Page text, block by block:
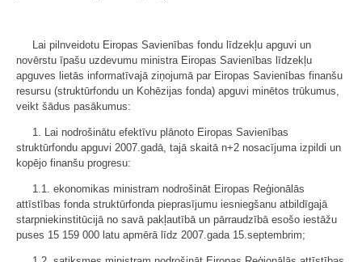
Lai pilnveidotu Eiropas Savienības fondu līdzekļu apguvi un
novērstu īpašu uzdevumu ministra Eiropas Savienības līdzekļu
apguves lietās informatīvajā ziņojumā par Eiropas Savienības finanšu
resursu (struktūrfondu un Kohēzijas fonda) apguvi minētos trūkumus,
veikt šādus pasākumus:
1. Lai nodrošinātu efektīvu plānoto Eiropas Savienības
struktūrfondu apguvi 2007.gadā, tajā skaitā n+2 nosacījuma izpildi un
kopējo finanšu progresu:
1.1. ekonomikas ministram nodrošināt Eiropas Reģionālās
attīstības fonda struktūrfonda pieprasījumu iesniegšanu atbildīgajā
starpniekinstitūcijā no savā pakļautībā un pārraudzībā esošo iestāžu
puses 15 159 000 latu apmērā līdz 2007.gada 15.septembrim;